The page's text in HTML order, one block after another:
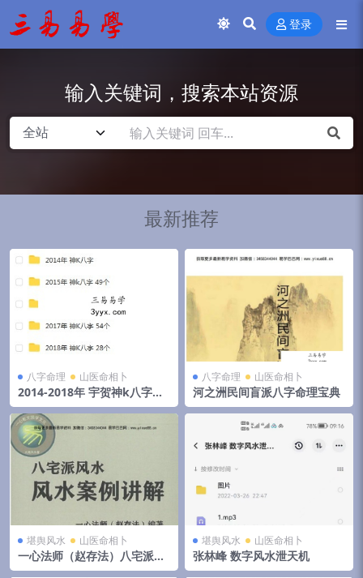
登录
输入关键词，搜索本站资源
最新推荐
八字命理 山医命相卜
2014-2018年 宇贺神k八字合
集 夸克网盘下载
八字命理 山医命相卜
河之洲民间盲派八字命理宝典
堪舆风水 山医命相卜
一心法师（赵存法）八宅派风
水案例讲解
堪舆风水 山医命相卜
张林峰 数字风水泄天机